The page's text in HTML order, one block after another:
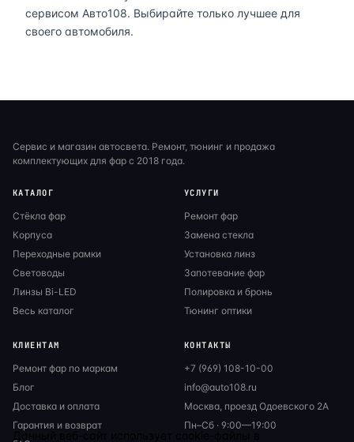
сервисом Авто108. Выбирайте только лучшее для
своего автомобиля.
Сервис и магазин автосвета. Ремонт, тюнинг и продажа
комплектующих для фар с 2018 года.
КАТАЛОГ
Стёкла фар
Корпуса
Переходные рамки
Световоды
Линзы Bi-LED
Весь каталог
УСЛУГИ
Ремонт фар
Замена стекла
Установка линз
Запотевание фар
Полировка и бронь
Тюнинг оптики
КЛИЕНТАМ
Ремонт фар по маркам
Блог
Доставка и оплата
Гарантия и возврат
КОНТАКТЫ
+7 (969) 108-10-00
info@auto108.ru
Москва, проезд Одоевского 2А
Пн–Сб · 9:00—19:00
Данный веб-сайт использует cookie-файлы в